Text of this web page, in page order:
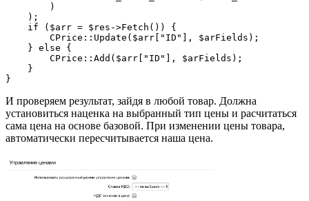
        )
    );
    if ($arr = $res->Fetch()) {
        CPrice::Update($arr["ID"], $arFields);
    } else {
        CPrice::Add($arr["ID"], $arFields);
    }
И проверяем результат, зайдя в любой товар. Должна
установиться наценка на выбранный тип цены и расчитаться
сама цена на основе базовой. При изменении цены товара,
автоматически пересчитывается наша цена.